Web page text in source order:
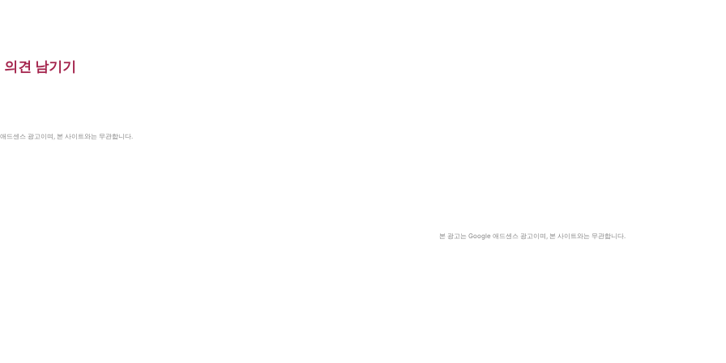
의견 남기기
드센스 광고이며, 본 사이트와는 무관합니다.
본 광고는 Google 애드센스 광고이며, 본 사이트와는 무관합니다.